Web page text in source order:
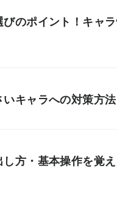
のポイント！キャ
いキャラへの対策方法
方・基本操作を覚え